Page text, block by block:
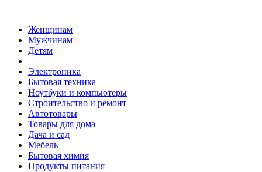
Женщинам
Мужчинам
Детям
Электроника
Бытовая техника
Ноутбуки и компьютеры
Строительство и ремонт
Автотовары
Товары для дома
Дача и сад
Мебель
Бытовая химия
Продукты питания